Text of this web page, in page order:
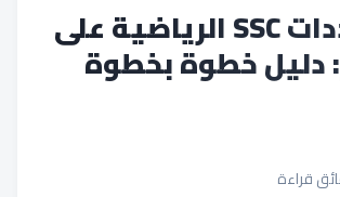
ضبط ترددات SSC الرياضية على
دليل خطوة بخطوة